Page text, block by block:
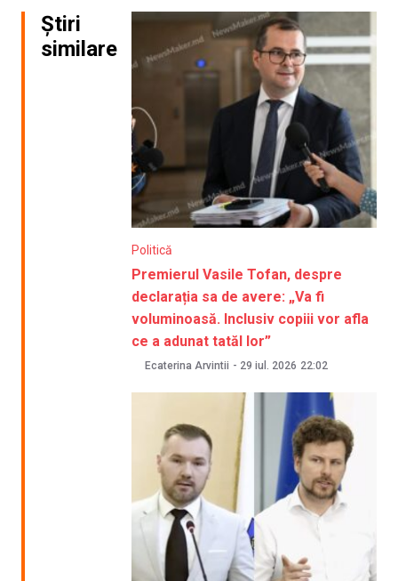
Știri
similare
Politică
Premierul Vasile Tofan, despre
declarația sa de avere: „Va fi
voluminoasă. Inclusiv copiii vor afla
ce a adunat tatăl lor”
Ecaterina Arvintii - 29 iul. 2026 22:02